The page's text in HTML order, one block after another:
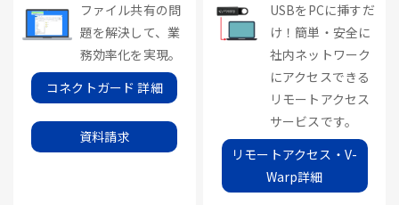
ファイル共有の問
題を解決して、業
務効率化を実現。
コネクトガード 詳細
資料請求
USBをPCに挿すだ
け！簡単・安全に
社内ネットワーク
にアクセスできる
リモートアクセス
サービスです。
リモートアクセス・V-
Warp詳細